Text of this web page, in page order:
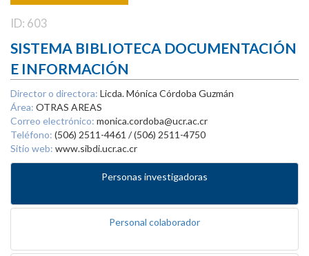
ID: 603
SISTEMA BIBLIOTECA DOCUMENTACIÓN
E INFORMACIÓN
Director o directora: Licda. Mónica Córdoba Guzmán
Área: OTRAS AREAS
Correo electrónico: monica.cordoba@ucr.ac.cr
Teléfono: (506) 2511-4461 / (506) 2511-4750
Sitio web: www.sibdi.ucr.ac.cr
Personas investigadoras
Personal colaborador